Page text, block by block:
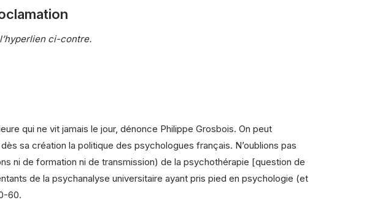
ci-contre.
qui ne vit jamais le jour, dénonce Philippe Grosbois. On peut
sa création la politique des psychologues français. N’oublions pas
ni de formation ni de transmission) de la psychothérapie [question de
de la psychanalyse universitaire ayant pris pied en psychologie (et
60.